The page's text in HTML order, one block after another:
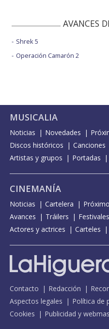
AVANCES
Shrek 5
Operación Camarón 2
MUSICALIA
Noticias Novedades
Discos históricos
Canciones
Artistas y grupos
Portadas
CINEMANÍA
Noticias Cartelera
Avances
Tráilers
Actores y actrices
Carteles
Contacto Redacción
Aspectos legales
Política de
Cookies
Publicidad y